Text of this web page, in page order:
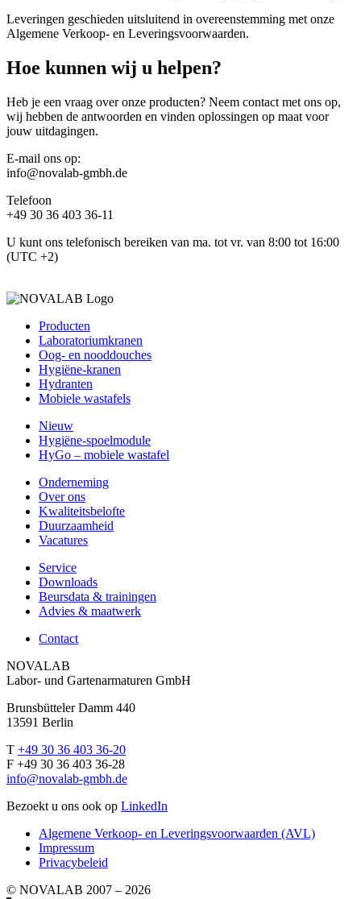
Leveringen geschieden uitsluitend in overeenstemming met onze
Algemene Verkoop- en Leveringsvoorwaarden.
Hoe kunnen wij u helpen?
Heb je een vraag over onze producten? Neem contact met ons op,
wij hebben de antwoorden en vinden oplossingen op maat voor
jouw uitdagingen.
E-mail ons op:
info@novalab-gmbh.de
Telefoon
+49 30 36 403 36-11
U kunt ons telefonisch bereiken van ma. tot vr. van 8:00 tot 16:00
(UTC +2)
Producten
Laboratoriumkranen
Oog- en nooddouches
Hygiëne-kranen
Hydranten
Mobiele wastafels
Nieuw
Hygiëne-spoelmodule
HyGo – mobiele wastafel
Onderneming
Over ons
Kwaliteitsbelofte
Duurzaamheid
Vacatures
Service
Downloads
Beursdata & trainingen
Advies & maatwerk
Contact
NOVALAB
Labor- und Gartenarmaturen GmbH
Brunsbütteler Damm 440
13591 Berlin
T +49 30 36 403 36-20
F +49 30 36 403 36-28
info@novalab-gmbh.de
Bezoekt u ons ook op LinkedIn
Algemene Verkoop- en Leveringsvoorwaarden (AVL)
Impressum
Privacybeleid
© NOVALAB 2007 – 2026